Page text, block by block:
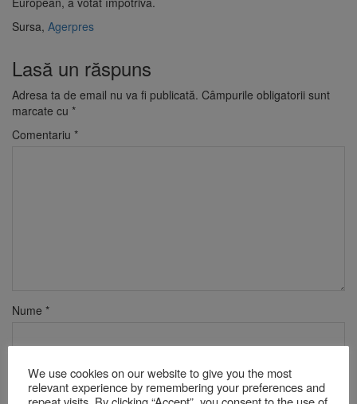
Sursa, Agerpres
Lasă un răspuns
Adresa ta de email nu va fi publicată. Câmpurile obligatorii sunt
marcate cu *
Comentariu *
Nume *
Email*
We use cookies on our website to give you the most
relevant experience by remembering your preferences and